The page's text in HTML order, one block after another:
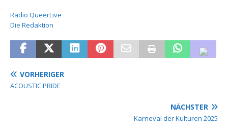
Radio QueerLive
Die Redaktion
VORHERIGER
ACOUSTIC PRIDE
NÄCHSTER
Karneval der Kulturen 2025